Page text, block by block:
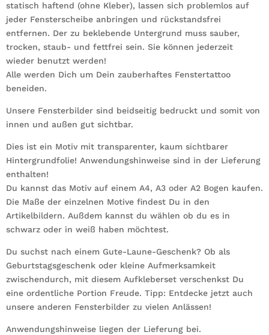
statisch haftend (ohne Kleber), lassen sich problemlos auf
jeder Fensterscheibe anbringen und rückstandsfrei
entfernen. Der zu beklebende Untergrund muss sauber,
trocken, staub- und fettfrei sein. Sie können jederzeit
wieder benutzt werden!
Alle werden Dich um Dein zauberhaftes Fenstertattoo
beneiden.
Unsere Fensterbilder sind beidseitig bedruckt und somit von
innen und außen gut sichtbar.
Dies ist ein Motiv mit transparenter, kaum sichtbarer
Hintergrundfolie! Anwendungshinweise sind in der Lieferung
enthalten!
Du kannst das Motiv auf einem A4, A3 oder A2 Bogen kaufen.
Die Maße der einzelnen Motive findest Du in den
Artikelbildern. Außdem kannst du wählen ob du es in
schwarz oder in weiß haben möchtest.
Du suchst nach einem Gute-Laune-Geschenk? Ob als
Geburtstagsgeschenk oder kleine Aufmerksamkeit
zwischendurch, mit diesem Aufkleberset verschenkst Du
eine ordentliche Portion Freude. Tipp: Entdecke jetzt auch
unsere anderen Fensterbilder zu vielen Anlässen!
Anwendungshinweise liegen der Lieferung bei.